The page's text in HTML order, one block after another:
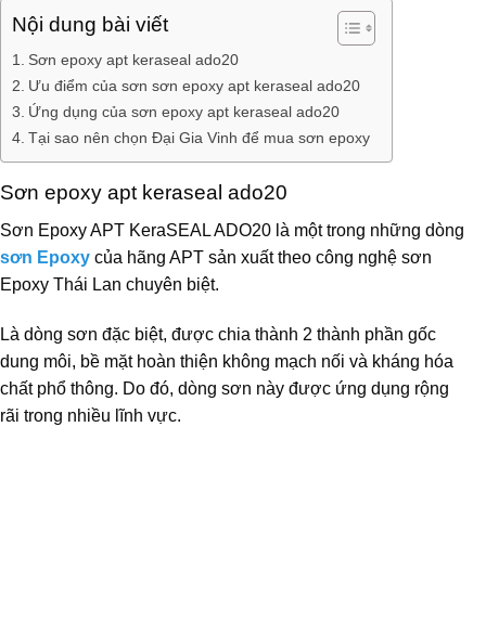
Nội dung bài viết
Sơn epoxy apt keraseal ado20
Ưu điểm của sơn sơn epoxy apt keraseal ado20
Ứng dụng của sơn epoxy apt keraseal ado20
Tại sao nên chọn Đại Gia Vinh để mua sơn epoxy
Sơn epoxy apt keraseal ado20
Sơn Epoxy APT KeraSEAL ADO20 là một trong những dòng
sơn Epoxy của hãng APT sản xuất theo công nghệ sơn
Epoxy Thái Lan chuyên biệt.
Là dòng sơn đặc biệt, được chia thành 2 thành phần gốc
dung môi, bề mặt hoàn thiện không mạch nối và kháng hóa
chất phổ thông. Do đó, dòng sơn này được ứng dụng rộng
rãi trong nhiều lĩnh vực.